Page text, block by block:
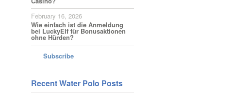
February 16, 2026
Wie einfach ist die Anmeldung
bei LuckyElf für Bonusaktionen
ohne Hürden?
Subscribe
Recent Water Polo Posts